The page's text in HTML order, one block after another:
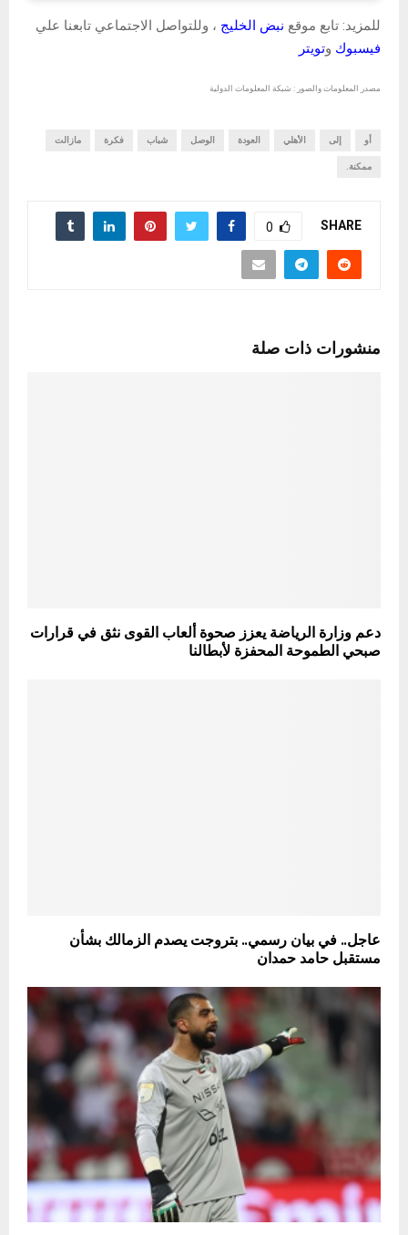
للمزيد: تابع موقع نبض الخليج ، وللتواصل الاجتماعي تابعنا علي
فيسبوك وتويتر
مصدر المعلومات والصور : شبكة المعلومات الدولية
أو إلى الأهلي العودة الوصل شباب فكرة مازالت
ممكنة.
SHARE
0
منشورات ذات صلة
دعم وزارة الرياضة يعزز صحوة ألعاب القوى نثق في قرارات
صبحي الطموحة المحفزة لأبطالنا
عاجل.. في بيان رسمي.. بتروجت يصدم الزمالك بشأن
مستقبل حامد حمدان